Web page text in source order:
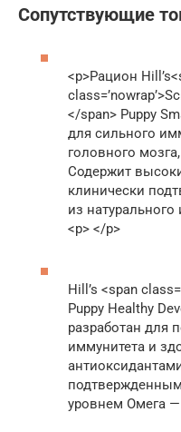
Сопутствующие
<p>Рацион
</span> Puppy
для сильного
головного
Содержит
клинически
из
<p> </p>
Hill’s <span
Puppy Healthy
разработан для
иммунитета и
уровнем Омега